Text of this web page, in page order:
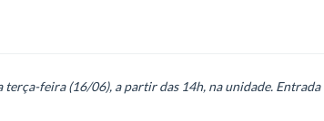
feira (16/06), a partir das 14h, na unidade. Entrada